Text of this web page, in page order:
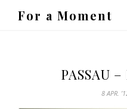
For a Moment
PASSAU
8 APR.